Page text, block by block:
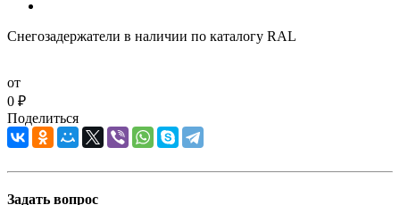
Снегозадержатели в наличии по каталогу RAL
от
0 ₽
Поделиться
Задать вопрос